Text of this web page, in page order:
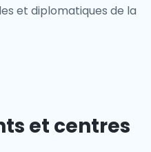
et diplomatiques de la
et centres